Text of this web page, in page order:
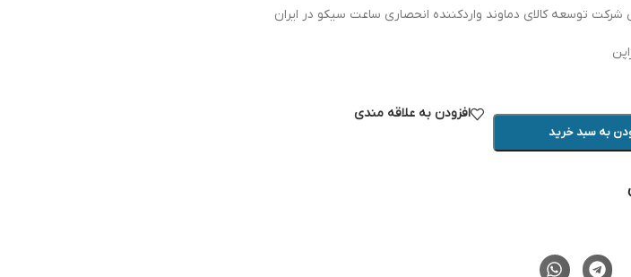
شرکت توسعه کالای دماوند واردکننده انحصاری ساعت سیکو در ایران
به سبد خرید
افزودن به علاقه مندی